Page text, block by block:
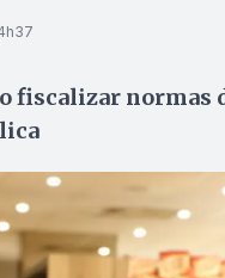
fiscalizar normas